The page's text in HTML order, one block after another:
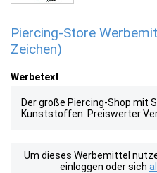
Piercing-Store
Zeichen)
Werbetext
Der große Piercing-Shop mit
Kunststoffen. Preiswerter
Um dieses Werbemittel
einloggen oder sich